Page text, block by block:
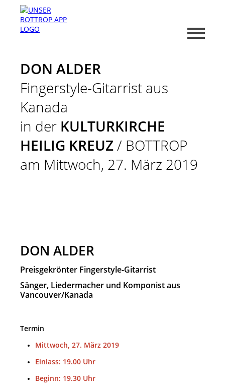
DON ALDER
Fingerstyle-Gitarrist aus
Kanada
in der KULTURKIRCHE
HEILIG KREUZ/ BOTTROP
am Mittwoch, 27. März 2019
DON ALDER
Preisgekrönter Fingerstyle-Gitarrist
Sänger, Liedermacher und Komponist aus
Vancouver/Kanada
Termin
Mittwoch, 27. März 2019
Einlass: 19.00 Uhr
Beginn: 19.30 Uhr